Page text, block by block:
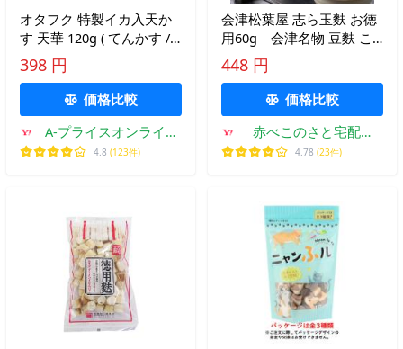
オタフク 特製イカ入天か
す 天華 120g ( てんかす /
天かす / 揚玉 / 揚げ玉 ) [
1308190 ]
398 円
価格比較
A-プライスオンライン
ショップ
4.8 (123件)
会津松葉屋 志ら玉麩 お徳
用60g｜会津名物 豆麩 こ
づゆ用 焼き麩
448 円
価格比較
赤べこのさと宅配便
COWBEかうべ ヤフー
4.78 (23件)